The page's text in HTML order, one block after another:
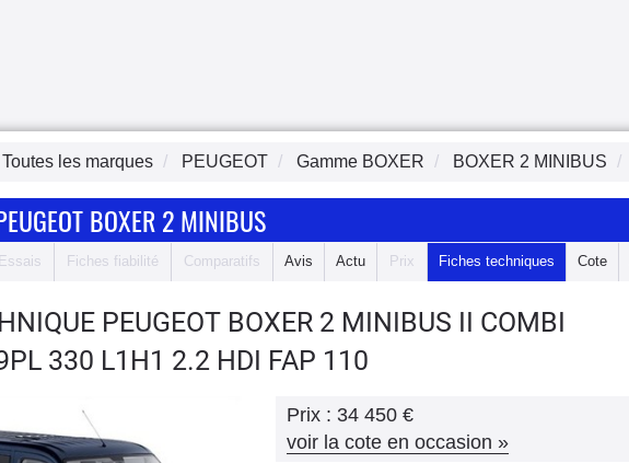
Toutes les marques PEUGEOT Gamme BOXER BOXER 2 MINIBUS
BOXER 2 MINIBUS
Essais Fiches fiabilité Comparatifs Avis Actu Prix Fiches techniques Cote
PEUGEOT BOXER 2 MINIBUS II COMBI
330 L1H1 2.2 HDI FAP 110
Prix : 34 450 €
voir la cote en occasion »